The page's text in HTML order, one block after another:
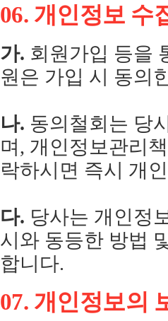
06. 개인정보 수
가. 회원가입 등을
원은 가입 시 동의
나. 동의철회는 당
며, 개인정보관리
락하시면 즉시 개
다. 당사는 개인정
시와 동등한 방법
합니다.
07. 개인정보의